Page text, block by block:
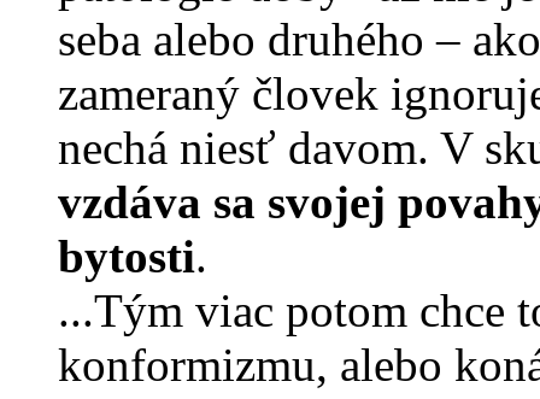
seba alebo druhého –
zameraný človek
nechá niesť davom. V
vzdáva sa svojej
bytosti.
...Tým viac potom chce
konformizmu, alebo